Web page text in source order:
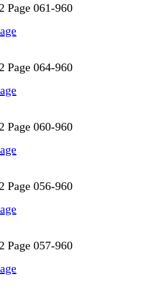
Page 061-960
Page 064-960
Page 060-960
Page 056-960
Page 057-960